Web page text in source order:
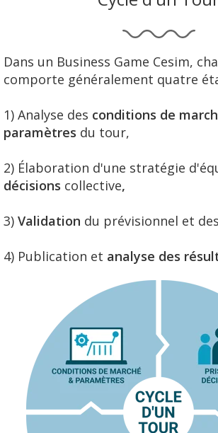
Dans un Business Game Cesim,
comporte généralement quatre
1) Analyse des conditions de
paramètres du tour,
2) Élaboration d'une stratégie
décisions collective,
3) Validation du prévisionnel et
4) Publication et analyse des